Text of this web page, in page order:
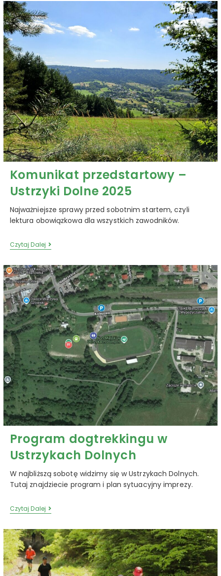
Komunikat przedstartowy –
Ustrzyki Dolne 2025
Najważniejsze sprawy przed sobotnim startem, czyli
lektura obowiązkowa dla wszystkich zawodników.
Czytaj Dalej
Program dogtrekkingu w
Ustrzykach Dolnych
W najbliższą sobotę widzimy się w Ustrzykach Dolnych.
Tutaj znajdziecie program i plan sytuacyjny imprezy.
Czytaj Dalej